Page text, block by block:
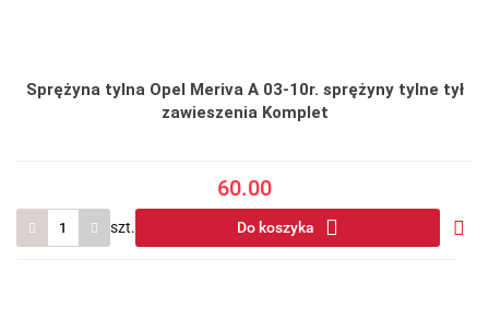
Sprężyna tylna Opel Meriva A 03-10r. sprężyny tylne tył
zawieszenia Komplet
60.00
szt. Do koszyka